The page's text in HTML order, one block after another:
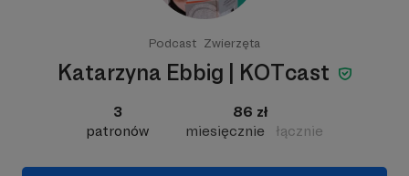
Podcast Zwierzęta
Katarzyna Ebbig | KOTcast
3
patronów
86 zł
miesięcznie
łącznie